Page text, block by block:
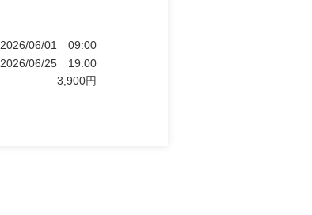
2026/06/01
09:00
2026/06/25
19:00
3,900円